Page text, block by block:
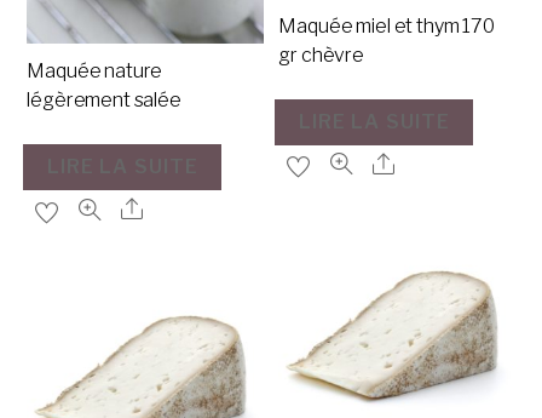
Maquée miel et thym 170
gr chèvre
Maquée nature
légèrement salée